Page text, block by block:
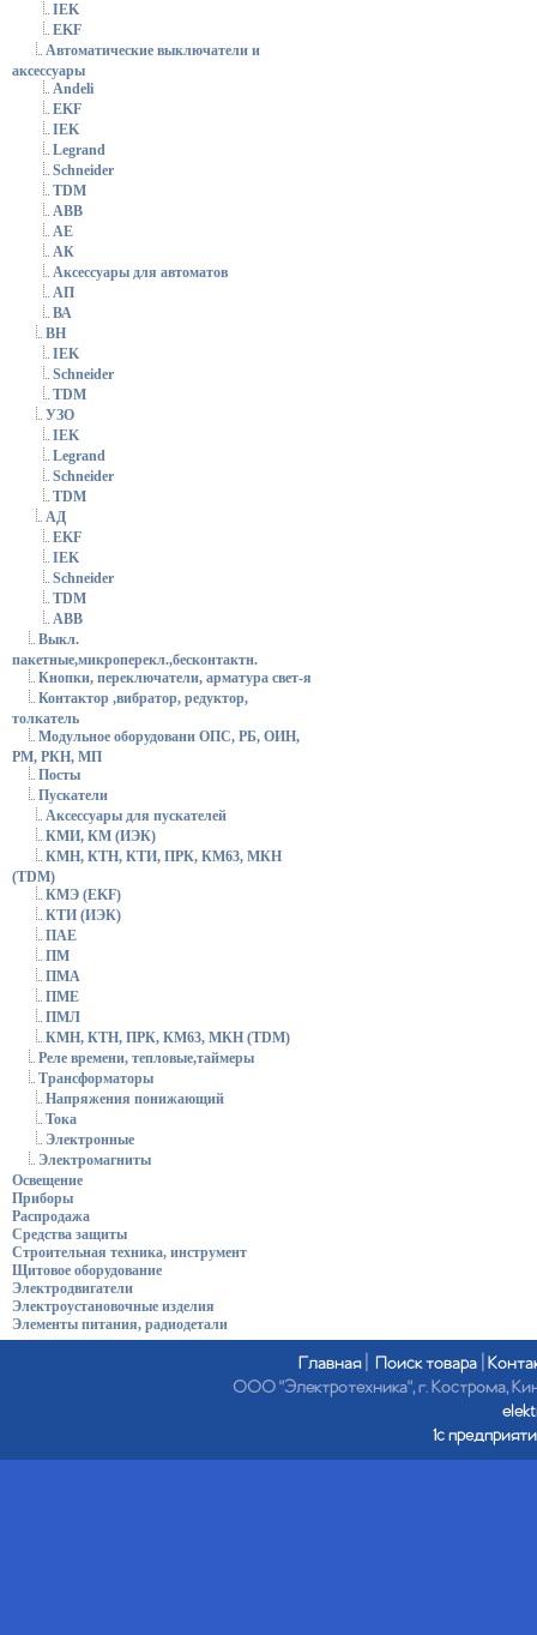
IEK
EKF
Автоматические выключатели и
аксессуары
Andeli
EKF
IEK
Legrand
Schneider
TDM
АВВ
АЕ
АК
Аксессуары для автоматов
АП
ВА
ВН
IEK
Schneider
TDM
УЗО
IEK
Legrand
Schneider
TDM
АД
EKF
IEK
Schneider
TDM
АВВ
Выкл.
пакетные,микроперекл.,бесконтактн.
Кнопки, переключатели, арматура свет-я
Контактор ,вибратор, редуктор,
толкатель
Модульное оборудовани ОПС, РБ, ОИН,
РМ, РКН, МП
Посты
Пускатели
Аксессуары для пускателей
КМИ, КМ (ИЭК)
КМН, КТН, КТИ, ПРК, КМ63, МКН
(TDM)
КМЭ (EKF)
КТИ (ИЭК)
ПАЕ
ПМ
ПМА
ПМЕ
ПМЛ
КМН, КТН, ПРК, КМ63, МКН (TDM)
Реле времени, тепловые,таймеры
Трансформаторы
Напряжения понижающий
Тока
Электронные
Электромагниты
Освещение
Приборы
Распродажа
Средства защиты
Строительная техника, инструмент
Щитовое оборудование
Электродвигатели
Электроустановочные изделия
Элементы питания, радиодетали
Главная| Поиск товара
ООО "Электротехника", г. Кострома,
1с